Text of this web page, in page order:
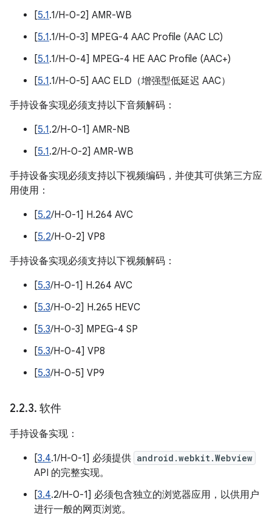
[5.1.1/H-0-2] AMR-WB
[5.1.1/H-0-3] MPEG-4 AAC Profile (AAC LC)
[5.1.1/H-0-4] MPEG-4 HE AAC Profile (AAC+)
[5.1.1/H-0-5] AAC ELD（增强型低延迟 AAC）
手持设备实现必须支持以下音频解码：
[5.1.2/H-0-1] AMR-NB
[5.1.2/H-0-2] AMR-WB
手持设备实现必须支持以下视频编码，并使其可供第三方应
用使用：
[5.2/H-0-1] H.264 AVC
[5.2/H-0-2] VP8
手持设备实现必须支持以下视频解码：
[5.3/H-0-1] H.264 AVC
[5.3/H-0-2] H.265 HEVC
[5.3/H-0-3] MPEG-4 SP
[5.3/H-0-4] VP8
[5.3/H-0-5] VP9
2.2.3. 软件
手持设备实现：
[3.4.1/H-0-1] 必须提供 android.webkit.Webview
API 的完整实现。
[3.4.2/H-0-1] 必须包含独立的浏览器应用，以供用户
进行一般的网页浏览。